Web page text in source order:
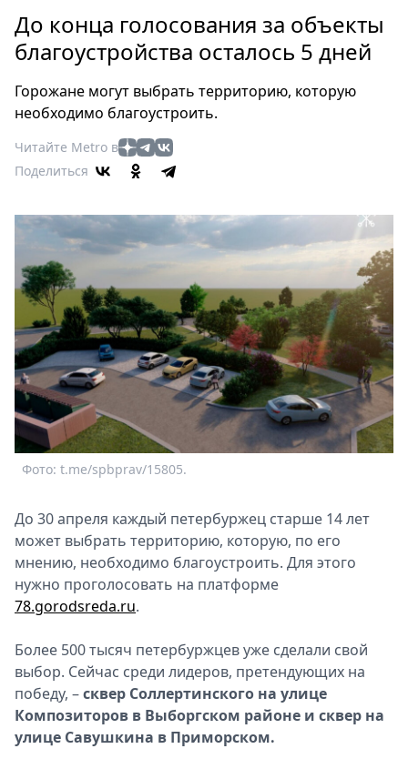
Россия
Мир
Еда
Мода
Театр
Афиша
Книги
Выставки
Пресс-
релизы
О
Metro
Стримы
Спецпроекты
Звезды
Выборы
Скачай
Metro
До конца голосования за объекты
благоустройства осталось 5 дней
Горожане могут выбрать территорию, которую
необходимо благоустроить.
Читайте Metro в
Поделиться
Фото: t.me/spbprav/15805.
До 30 апреля каждый петербуржец старше 14 лет
может выбрать территорию, которую, по его
мнению, необходимо благоустроить. Для этого
нужно проголосовать на платформе
78.gorodsreda.ru.
Более 500 тысяч петербуржцев уже сделали свой
выбор. Сейчас среди лидеров, претендующих на
победу, –сквер Соллертинского на улице
Композиторов в Выборгском районе и сквер на
улице Савушкина в Приморском.